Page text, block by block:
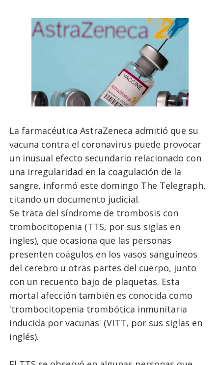
La farmacéutica AstraZeneca admitió que su
vacuna contra el coronavirus puede provocar
un inusual efecto secundario relacionado con
una irregularidad en la coagulación de la
sangre, informó este domingo The Telegraph,
citando un documento judicial.
Se trata del síndrome de trombosis con
trombocitopenia (TTS, por sus siglas en
ingles), que ocasiona que las personas
presenten coágulos en los vasos sanguíneos
del cerebro u otras partes del cuerpo, junto
con un recuento bajo de plaquetas. Esta
mortal afección también es conocida como
'trombocitopenia trombótica inmunitaria
inducida por vacunas' (VITT, por sus siglas en
inglés).